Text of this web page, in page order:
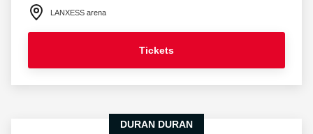
LANXESS arena
Tickets
DURAN DURAN